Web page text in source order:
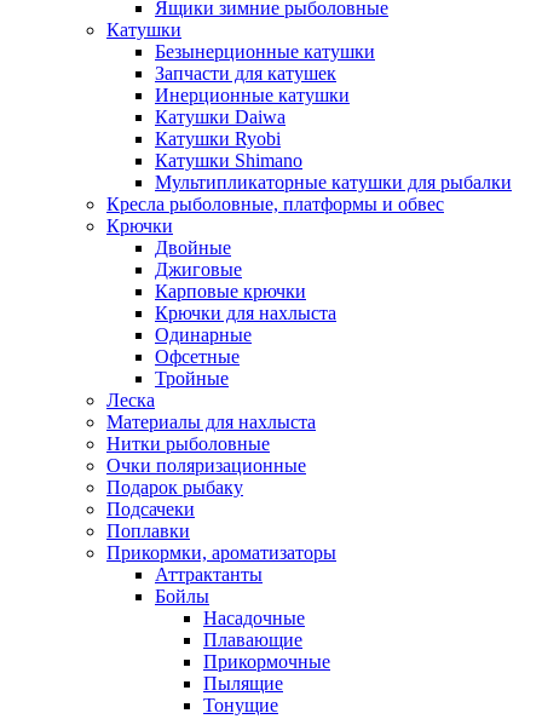
Ящики зимние рыболовные
Катушки
Безынерционные катушки
Запчасти для катушек
Инерционные катушки
Катушки Daiwa
Катушки Ryobi
Катушки Shimano
Мультипликаторные катушки для рыбалки
Кресла рыболовные, платформы и обвес
Крючки
Двойные
Джиговые
Карповые крючки
Крючки для нахлыста
Одинарные
Офсетные
Тройные
Леска
Материалы для нахлыста
Нитки рыболовные
Очки поляризационные
Подарок рыбаку
Подсачеки
Поплавки
Прикормки, ароматизаторы
Аттрактанты
Бойлы
Насадочные
Плавающие
Прикормочные
Пылящие
Тонущие